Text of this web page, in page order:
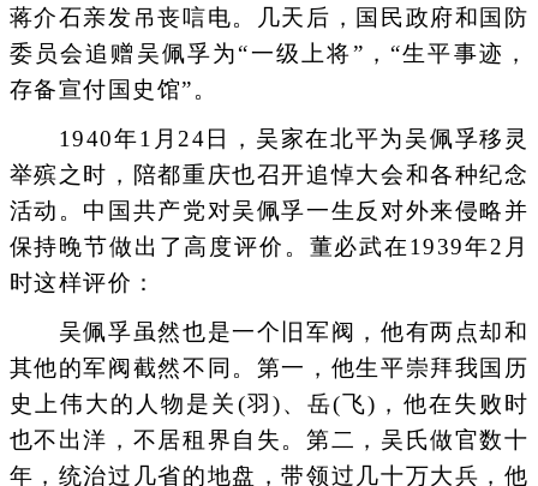
蒋介石亲发吊丧唁电。几天后，国民政府和国防
委员会追赠吴佩孚为“一级上将”，“生平事迹，
存备宣付国史馆”。
1940年1月24日，吴家在北平为吴佩孚移灵
举殡之时，陪都重庆也召开追悼大会和各种纪念
活动。中国共产党对吴佩孚一生反对外来侵略并
保持晚节做出了高度评价。董必武在1939年2月
时这样评价：
吴佩孚虽然也是一个旧军阀，他有两点却和
其他的军阀截然不同。第一，他生平崇拜我国历
史上伟大的人物是关(羽)、岳(飞)，他在失败时
也不出洋，不居租界自失。第二，吴氏做官数十
年，统治过几省的地盘，带领过几十万大兵，他